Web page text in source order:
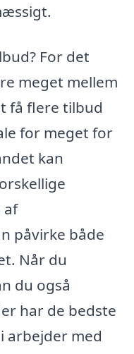
For det
meget mellem
få flere tilbud
for meget for
kan
af
påvirke både
Når du
du også
har de bedste
arbejder med